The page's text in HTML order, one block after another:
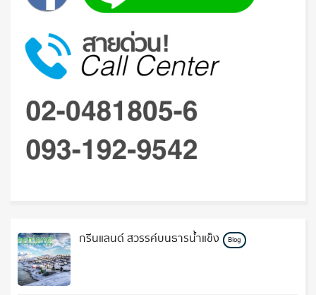
กรีนแลนด์ สวรรค์บนธารน้ำแข็ง Blog